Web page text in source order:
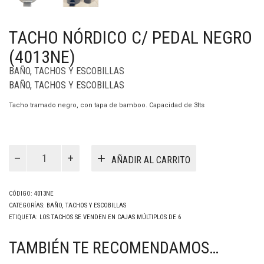
TACHO NÓRDICO C/ PEDAL NEGRO
(4013NE)
BAÑO, TACHOS Y ESCOBILLAS
BAÑO, TACHOS Y ESCOBILLAS
Tacho tramado negro, con tapa de bamboo. Capacidad de 3lts
Nórdico
(4013NE)
cantidad
AÑADIR AL CARRITO
CÓDIGO: 4013NE
CATEGORÍAS: BAÑO, TACHOS Y ESCOBILLAS
ETIQUETA: LOS TACHOS SE VENDEN EN CAJAS MÚLTIPLOS DE 6
TAMBIÉN TE RECOMENDAMOS…